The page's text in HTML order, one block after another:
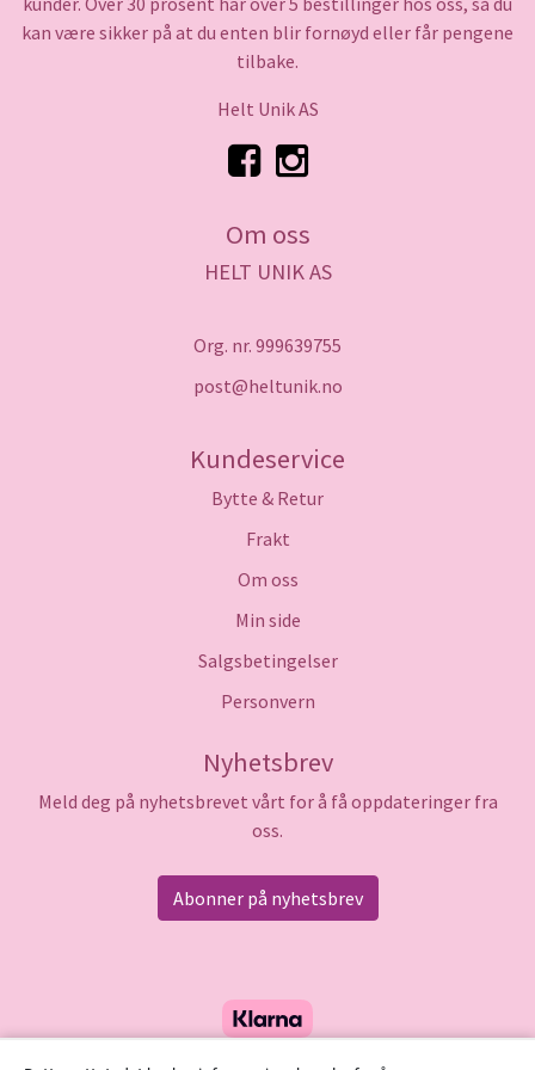
kan være sikker på at du enten blir fornøyd eller får pengene
tilbake.
Helt Unik AS
Om oss
HELT UNIK AS
Org. nr. 999639755
post@heltunik.no
Kundeservice
Bytte & Retur
Frakt
Om oss
Min side
Salgsbetingelser
Personvern
Nyhetsbrev
Meld deg på nyhetsbrevet vårt for å få oppdateringer fra
oss.
Abonner på nyhetsbrev